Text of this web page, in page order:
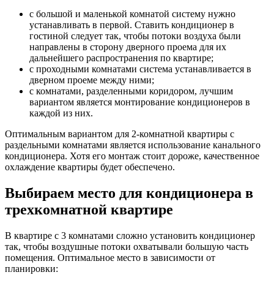
с большой и маленькой комнатой систему нужно
устанавливать в первой. Ставить кондиционер в
гостиной следует так, чтобы потоки воздуха были
направлены в сторону дверного проема для их
дальнейшего распространения по квартире;
с проходными комнатами система устанавливается в
дверном проеме между ними;
с комнатами, разделенными коридором, лучшим
вариантом является монтирование кондиционеров в
каждой из них.
Оптимальным вариантом для 2-комнатной квартиры с
раздельными комнатами является использование канального
кондиционера. Хотя его монтаж стоит дороже, качественное
охлаждение квартиры будет обеспечено.
Выбираем место для кондиционера в
трехкомнатной квартире
В квартире с 3 комнатами сложно установить кондиционер
так, чтобы воздушные потоки охватывали большую часть
помещения. Оптимальное место в зависимости от
планировки: